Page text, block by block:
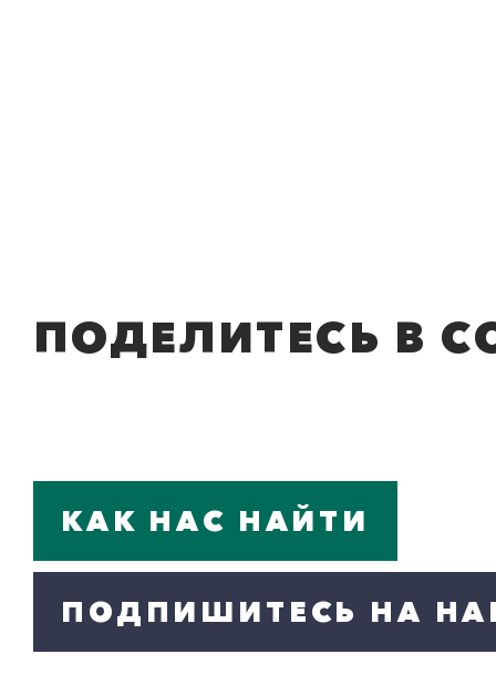
ПОДЕЛИТЕСЬ В
КАК НАС НАЙТИ
ПОДПИШИТЕСЬ НА